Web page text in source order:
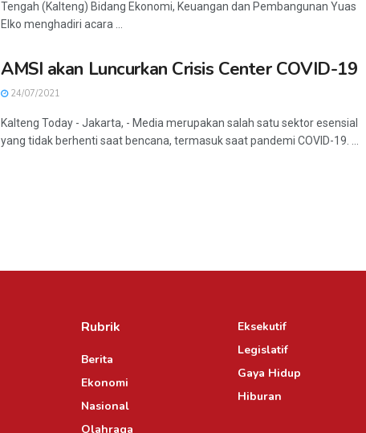
Tengah (Kalteng) Bidang Ekonomi, Keuangan dan Pembangunan Yuas
Elko menghadiri acara ...
AMSI akan Luncurkan Crisis Center COVID-19
24/07/2021
Kalteng Today - Jakarta, - Media merupakan salah satu sektor esensial
yang tidak berhenti saat bencana, termasuk saat pandemi COVID-19. ...
Rubrik
Berita
Ekonomi
Nasional
Olahraga
Eksekutif
Legislatif
Gaya Hidup
Hiburan